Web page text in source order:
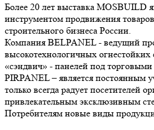
Более 20 лет выставка MOSBUILD
инструментом продвижения
строительного бизнеса России.
Компания BELPANEL - ведущий
высокотехнологичных
«сэндвич» - панелей под
PIRPANEL – является постоянным
только всегда радует посетителей
привлекательным эксклюзивным
Потребителям новые виды